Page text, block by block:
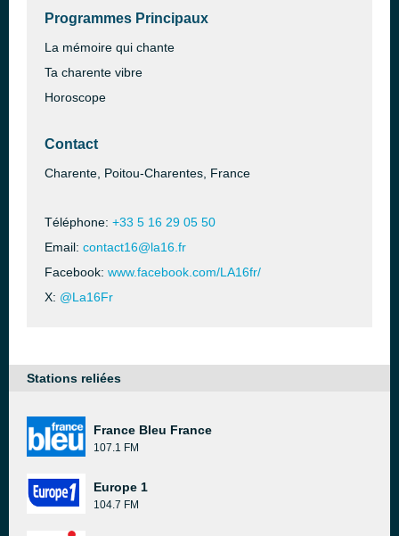
Programmes Principaux
La mémoire qui chante
Ta charente vibre
Horoscope
Contact
Charente, Poitou-Charentes, France
Téléphone: +33 5 16 29 05 50
Email: contact16@la16.fr
Facebook: www.facebook.com/LA16fr/
X: @La16Fr
Stations reliées
France Bleu France
107.1 FM
Europe 1
104.7 FM